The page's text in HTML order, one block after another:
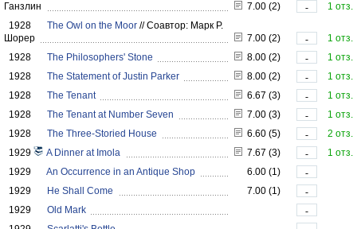
Ганзлин
7.00 (2) -
1 отз.
1928
The Owl on the Moor //Соавтор: Марк Р.
Шорер
7.00 (2) -
1 отз.
1928
The Philosophers' Stone 8.00 (2) -
1 отз.
1928
The Statement of Justin Parker 8.00 (2) -
1 отз.
1928
The Tenant 6.67 (3) -
1 отз.
1928
The Tenant at Number Seven 7.00 (3) -
1 отз.
1928
The Three-Storied House 6.60 (5) -
2 отз.
1929
A Dinner at Imola 7.67 (3) -
1 отз.
1929
An Occurrence in an Antique Shop 6.00 (1)
-
1929
He Shall Come 7.00 (1)
-
1929
Old Mark
-